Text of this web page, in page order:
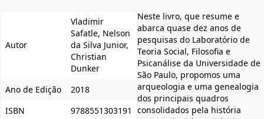
Autor
Vladimir
Safatle, Nelson
da Silva Junior,
Christian
Dunker
Ano de Edição
2018
ISBN
9788551303191
Neste livro, que resume e
abarca quase dez anos de
pesquisas do Laboratório de
Teoria Social, Filosofia e
Psicanálise da Universidade de
São Paulo, propomos uma
arqueologia e uma genealogia
dos principais quadros
consolidados pela história